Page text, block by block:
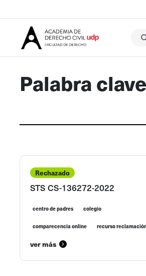
Palabra
Rechazado
STS CS-136272-2022
centro de padres colegio
comparecencia online recurso
ver más